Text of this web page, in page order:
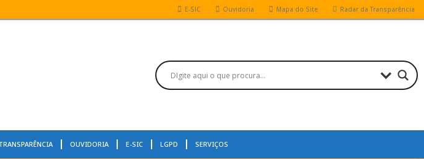
E-SIC Ouvidoria Mapa do Site Radar da Transparência
OUVIDORIA E-SIC LGPD SERVIÇOS